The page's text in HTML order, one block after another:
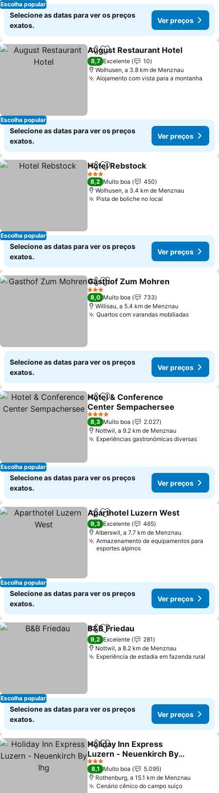
Escolha popular
Selecione as datas para ver os preços
exatos.
Ver preços
Escolha popular
PartilharAdicionar aos favoritos
August Restaurant Hotel
8,7 Excelente
10
Wolhusen, a 3.8 km de Menznau
Alojamento com vista para a montanha
Selecione as datas para ver os preços
exatos.
Ver preços
Escolha popular
PartilharAdicionar aos favoritos
Hotel Rebstock
3 Estrelas
8,2 Muito boa
450
Wolhusen, a 3.4 km de Menznau
Pista de boliche no local
Selecione as datas para ver os preços
exatos.
Ver preços
PartilharAdicionar aos favoritos
Gasthof Zum Mohren
3 Estrelas
8,0 Muito boa
733
Willisau, a 5.4 km de Menznau
Quartos com varandas mobiliadasVer
Selecione as datas para ver os preços
exatos.
Ver preços
Escolha popular
PartilharAdicionar aos favoritos
Hotel & Conference
Center Sempachersee
Ver preços
4 Estrelas
8,3 Muito boa
2.027
Nottwil, a 9.2 km de Menznau
Experiências gastronómicas diversasVer
Selecione as datas para ver os preços
exatos.
Ver preços
Escolha popular
PartilharAdicionar aos favoritos
Aparthotel Luzern West
9,3 Excelente
465
Alberswil, a 7.7 km de Menznau
Armazenamento de equipamentos para
esportes alpinos
Selecione as datas para ver os preços
exatos.
Ver preços
Escolha popular
PartilharAdicionar aos favoritos
B&B Friedau
9,2 Excelente
281
Nottwil, a 8.2 km de Menznau
Experiência de estadia em fazenda rural
Selecione as datas para ver os preços
exatos.
Ver preços
PartilharAdicionar aos favoritos
Holiday Inn Express
Luzern - Neuenkirch By
Ihg
Ver preços
3 Estrelas
8,1 Muito boa
5.095
Rothenburg, a 15.1 km de Menznau
Cenário cênico do campo suíçoVer